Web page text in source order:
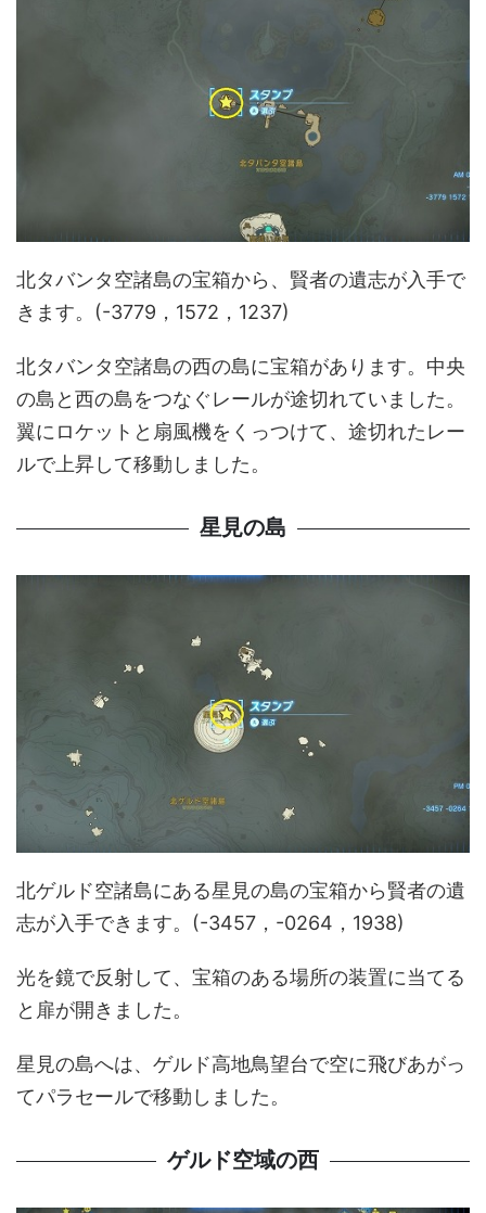
北タバンタ空諸島の宝箱から、賢者の遺志が入手で
きます。(-3779，1572，1237)
北タバンタ空諸島の西の島に宝箱があります。中央
の島と西の島をつなぐレールが途切れていました。
翼にロケットと扇風機をくっつけて、途切れたレー
ルで上昇して移動しました。
星見の島
北ゲルド空諸島にある星見の島の宝箱から賢者の遺
志が入手できます。(-3457，-0264，1938)
光を鏡で反射して、宝箱のある場所の装置に当てる
と扉が開きました。
星見の島へは、ゲルド高地鳥望台で空に飛びあがっ
てパラセールで移動しました。
ゲルド空域の西